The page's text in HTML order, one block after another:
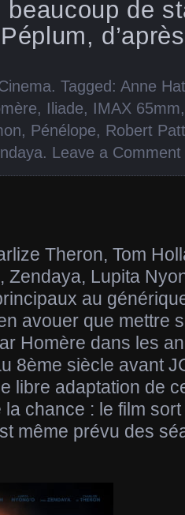
beaucoup de
. Tagged: Anne
, Iliade, IMAX 65mm
, Pénélope, Robert
. Leave a Comment
Theron, Tom
Zendaya, Lupita
au
avouer que mettre
Homère dans les
8ème siècle avant
libre adaptation de
la chance : le film
même prévu des